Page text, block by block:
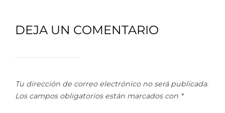
DEJA UN COMENTARIO
Tu dirección de correo electrónico no será publicada.
Los campos obligatorios están marcados con *